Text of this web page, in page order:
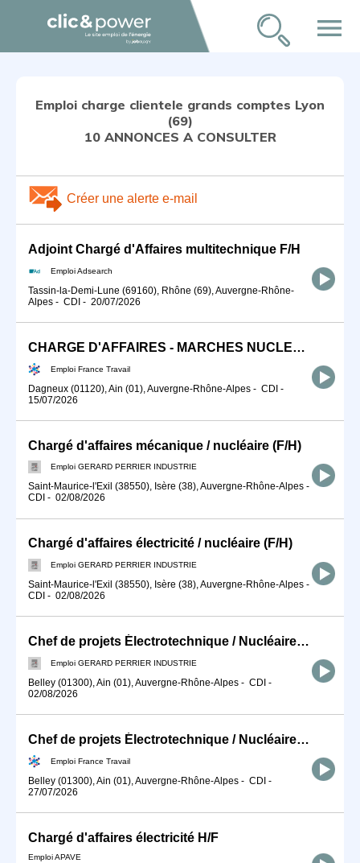
menu
Emploi charge clientele grands comptes Lyon
(69)
10 ANNONCES A CONSULTER
Créer une alerte e-mail
Adjoint Chargé d'Affaires multitechnique F/H
Emploi Adsearch
Tassin-la-Demi-Lune (69160), Rhône (69), Auvergne-Rhône-
Alpes - CDI - 20/07/2026
CHARGE D'AFFAIRES - MARCHES NUCLEAIRES H/F
Emploi France Travail
Dagneux (01120), Ain (01), Auvergne-Rhône-Alpes - CDI -
15/07/2026
Chargé d'affaires mécanique / nucléaire (F/H)
Emploi GERARD PERRIER INDUSTRIE
Saint-Maurice-l'Exil (38550), Isère (38), Auvergne-Rhône-Alpes -
CDI - 02/08/2026
Chargé d'affaires électricité / nucléaire (F/H)
Emploi GERARD PERRIER INDUSTRIE
Saint-Maurice-l'Exil (38550), Isère (38), Auvergne-Rhône-Alpes -
CDI - 02/08/2026
Chef de projets Électrotechnique / Nucléaire (F/H)
Emploi GERARD PERRIER INDUSTRIE
Belley (01300), Ain (01), Auvergne-Rhône-Alpes - CDI -
02/08/2026
Chef de projets Électrotechnique / Nucléaire (H/F)
Emploi France Travail
Belley (01300), Ain (01), Auvergne-Rhône-Alpes - CDI -
27/07/2026
Chargé d'affaires électricité H/F
Emploi APAVE